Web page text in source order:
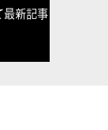
新記事